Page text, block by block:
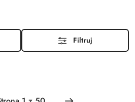
Filtruj